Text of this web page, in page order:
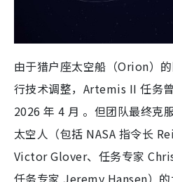
由于猎户座太空船（Orion）
行技术调整，Artemis II 任务
2026 年 4 月 。但团队最终克
太空人（包括 NASA 指令长
Victor Glover、任务专家